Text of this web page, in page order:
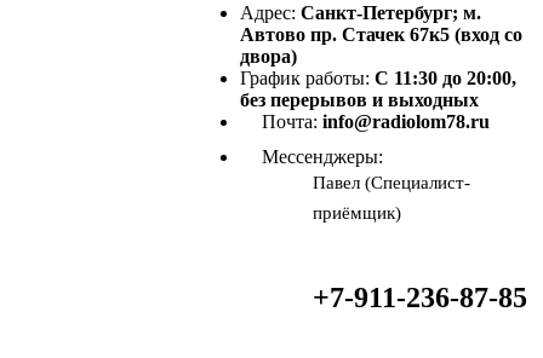
Адрес: Санкт-Петербург; м.
Автово пр. Стачек 67к5 (вход со
двора)
График работы: С 11:30 до 20:00,
без перерывов и выходных
Почта: info@radiolom78.ru
Мессенджеры:
Павел (Специалист-
приёмщик)
+7-911-236-87-85